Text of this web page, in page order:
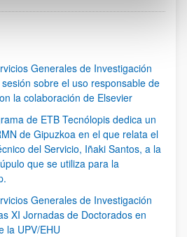
Generales de Investigación
sobre el uso responsable de
la colaboración de Elsevier
de ETB Tecnólopis dedica un
de Gipuzkoa en el que relata el
del Servicio, Iñaki Santos, a la
que se utiliza para la
Generales de Investigación
XI Jornadas de Doctorados en
la UPV/EHU